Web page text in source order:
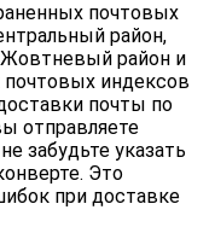
почтовых
район,
район и
индексов
почты по
отправляете
забудьте указать
Это
при доставке